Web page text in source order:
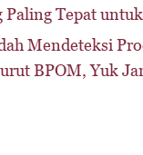
Paling Tepat
Mendeteksi
BPOM, Yuk